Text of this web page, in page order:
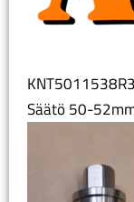
Säätö 50-